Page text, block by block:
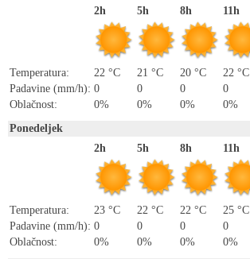
2h
Temperatura:
22 °C
Padavine (mm/h): 0
Oblačnost:
0%
5h
21 °C
0
0%
8h
20 °C
0
0%
11h
22 °C
0
0%
Ponedeljek
2h
Temperatura:
23 °C
Padavine (mm/h): 0
Oblačnost:
0%
5h
22 °C
0
0%
8h
22 °C
0
0%
11h
25 °C
0
0%